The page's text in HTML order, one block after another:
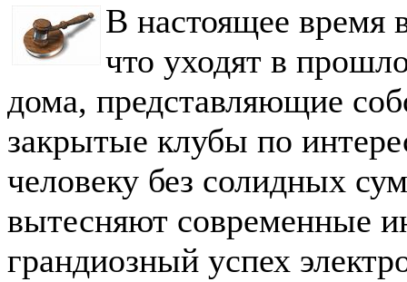
В настоящее время
что уходят в
дома, представляющие
закрытые клубы по
человеку без солидных
вытесняют современные
грандиозный успех